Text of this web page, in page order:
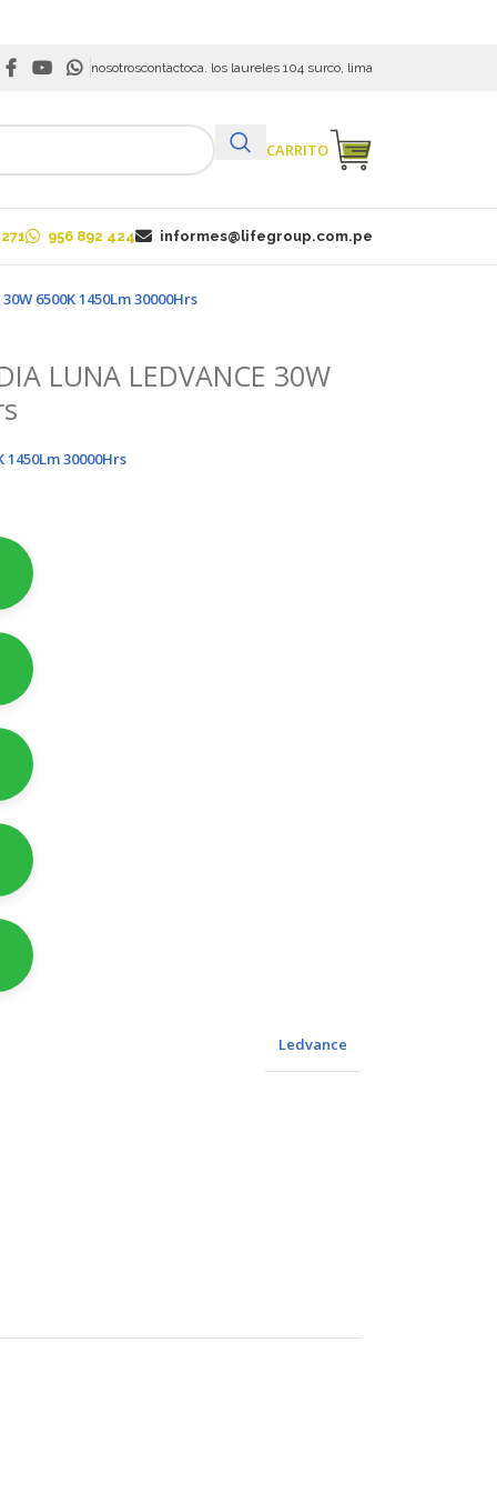
nosotroscontactoca. los laureles 104 surco, lima
VER CARRITO
956 892 424 informes@lifegroup.com.pe
6500K 1450Lm 30000Hrs
LUNA LEDVANCE 30W
1450Lm 30000Hrs
Ledvance